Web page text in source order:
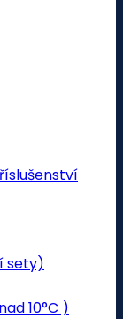
sety)
10°C )